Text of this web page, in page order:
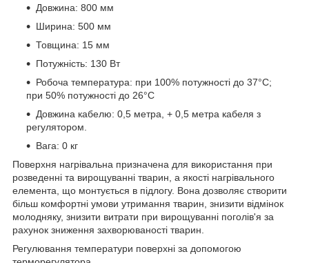
Довжина: 800 мм
Ширина: 500 мм
Товщина: 15 мм
Потужність: 130 Вт
Робоча температура: при 100% потужності до 37°C;
при 50% потужності до 26°C
Довжина кабелю: 0,5 метра, + 0,5 метра кабеля з
регулятором.
Вага: 0 кг
Поверхня нагрівальна призначена для використання при
розведенні та вирощуванні тварин, а якості нагрівального
елемента, що монтується в підлогу. Вона дозволяє створити
більш комфортні умови утримання тварин, знизити відмінок
молодняку, знизити витрати при вирощуванні поголів'я за
рахунок зниження захворюваності тварин.
Регулювання температури поверхні за допомогою